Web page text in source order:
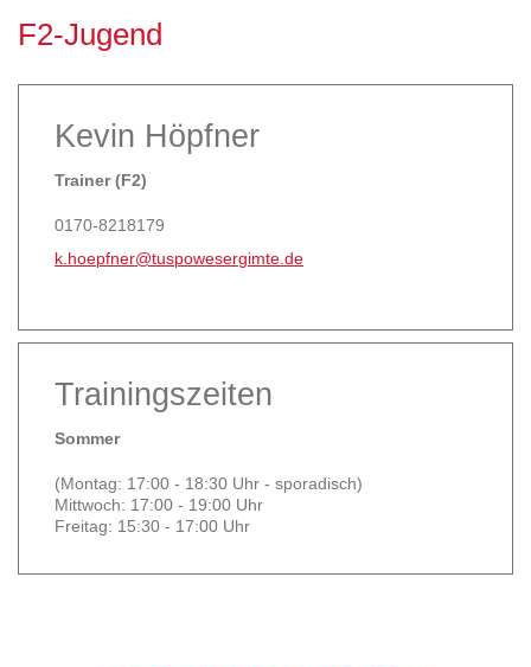
F2-Jugend
Kevin Höpfner
Trainer (F2)
0170-8218179
k.hoepfner@tuspowesergimte.de
Trainingszeiten
Sommer
(Montag: 17:00 - 18:30 Uhr - sporadisch)
Mittwoch: 17:00 - 19:00 Uhr
Freitag: 15:30 - 17:00 Uhr